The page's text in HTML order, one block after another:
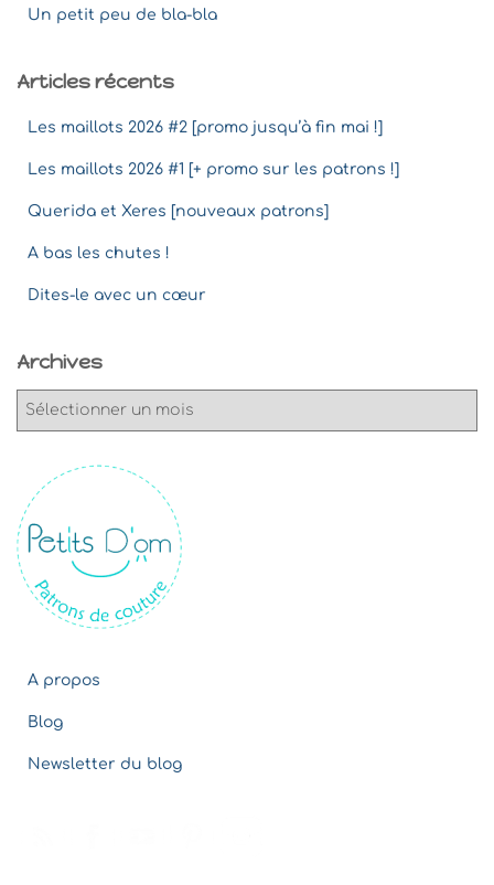
Un petit peu de bla-bla
Articles récents
Les maillots 2026 #2 [promo jusqu’à fin mai !]
Les maillots 2026 #1 [+ promo sur les patrons !]
Querida et Xeres [nouveaux patrons]
A bas les chutes !
Dites-le avec un cœur
Archives
v
e
s
A propos
Blog
Newsletter du blog